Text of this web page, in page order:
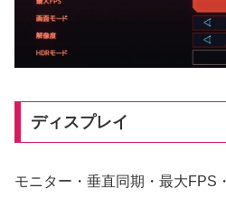
ディスプレイ
モニター・垂直同期・最大FPS